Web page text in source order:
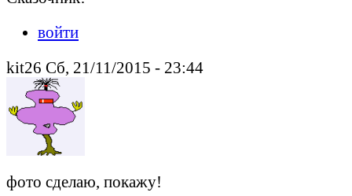
войти
kit26 Сб, 21/11/2015 - 23:44
фото сделаю, покажу!